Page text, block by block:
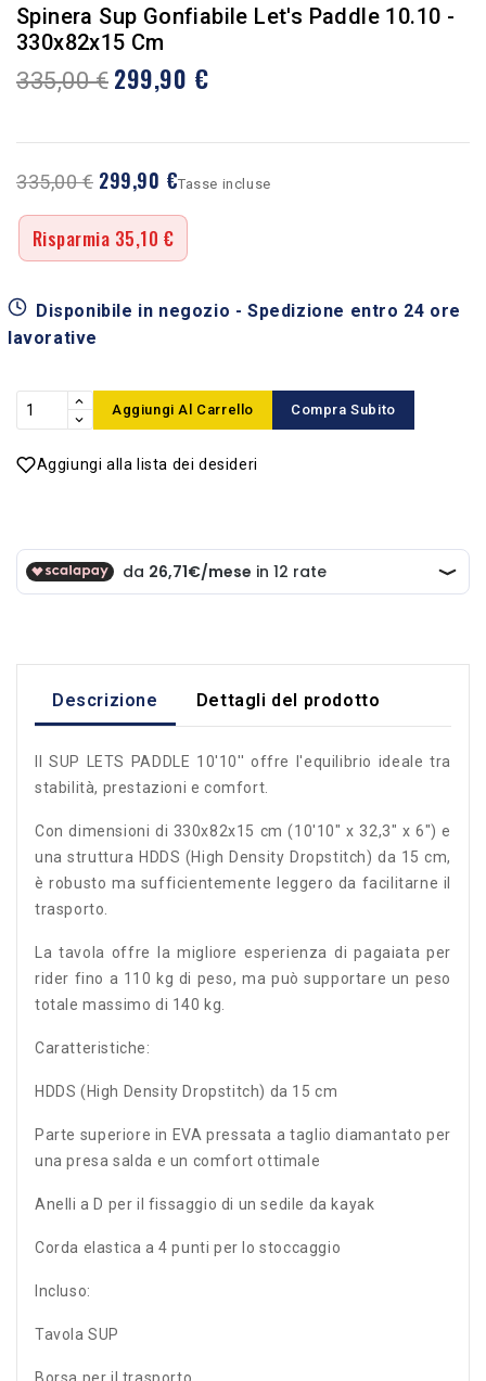
Spinera Sup Gonfiabile Let's Paddle 10.10 -
330x82x15 Cm
335,00 € 299,90 €
335,00 € 299,90 €
Risparmia 35,10 €
Tasse incluse
Disponibile in negozio - Spedizione entro 24 ore
lavorative
Aggiungi Al Carrello Compra Subito
Aggiungi alla lista dei desideri
Descrizione Dettagli del prodotto
Il SUP LETS PADDLE 10'10'' offre l'equilibrio ideale tra
stabilità, prestazioni e comfort.
Con dimensioni di 330x82x15 cm (10'10" x 32,3" x 6") e
una struttura HDDS (High Density Dropstitch) da 15 cm,
è robusto ma sufficientemente leggero da facilitarne il
trasporto.
La tavola offre la migliore esperienza di pagaiata per
rider fino a 110 kg di peso, ma può supportare un peso
totale massimo di 140 kg.
Caratteristiche:
HDDS (High Density Dropstitch) da 15 cm
Parte superiore in EVA pressata a taglio diamantato per
una presa salda e un comfort ottimale
Anelli a D per il fissaggio di un sedile da kayak
Corda elastica a 4 punti per lo stoccaggio
Incluso:
Tavola SUP